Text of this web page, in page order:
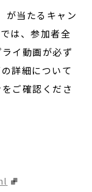
が当たるキャン
は、参加者全
イ動画が必ず
詳細について
ご確認くださ